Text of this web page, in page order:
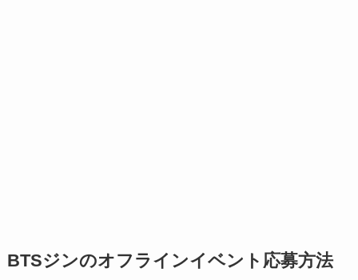
BTSジンのオフラインイベント応募方法